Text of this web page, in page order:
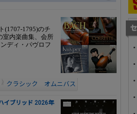
(1707-1795)のチ
室内楽曲集、会所
ディ・パヴロフ
クラシック オムニバス
イブリッド 2026年